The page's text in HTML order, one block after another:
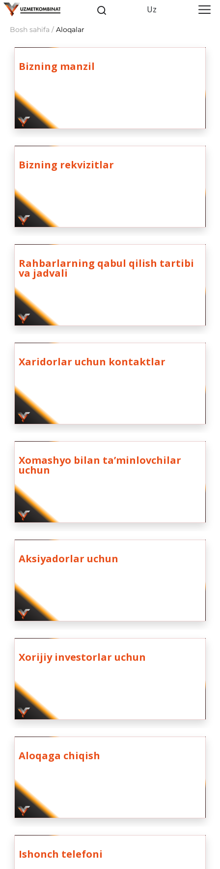
Uz
Bosh sahifa / Aloqalar
Bizning manzil
Bizning rekvizitlar
Rahbarlarning qabul qilish tartibi
va jadvali
Xaridorlar uchun kontaktlar
Xomashyo bilan taʼminlovchilar
uchun
Aksiyadorlar uchun
Xorijiy investorlar uchun
Aloqaga chiqish
Ishonch telefoni